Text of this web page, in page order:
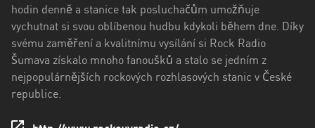
Pardubický
kraj
Plzeňský
kraj
kraj
hodin denně a stanice tak posluchačům umožňuje
vychutnat si svou oblíbenou hudbu kdykoli během dne. Díky
svému zaměření a kvalitnímu vysílání si Rock Radio
Šumava získalo mnoho fanoušků a stalo se jedním z
nejpopulárnějších rockových rozhlasových stanic v České
republice.